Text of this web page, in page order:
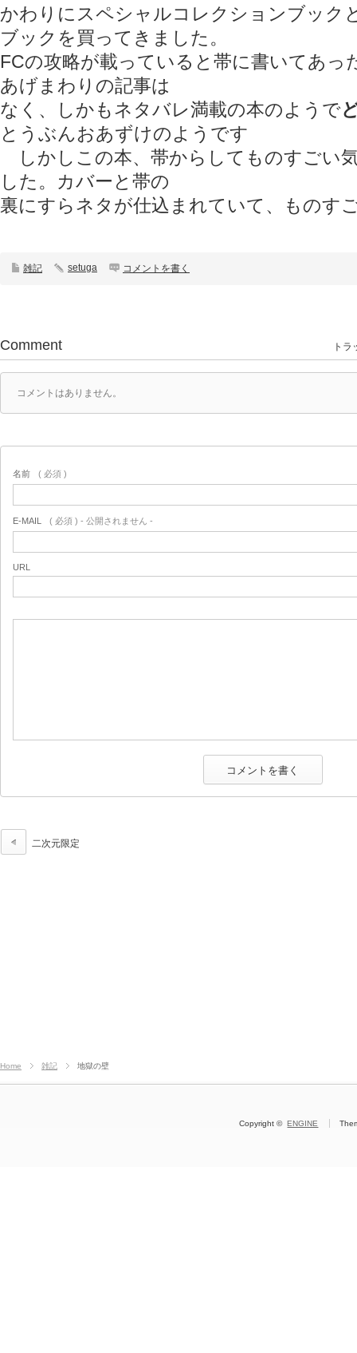
かわりにスペシャルコレクションブック
ブックを買ってきました。
FCの攻略が載っていると帯に書いてあっ
あげまわりの記事は
なく、しかもネタバレ満載の本のようで
とうぶんおあずけのようです
しかしこの本、帯からしてものすごい
した。カバーと帯の
裏にすらネタが仕込まれていて、ものす
雑記 setuga コメントを書く
Comment トラ
コメントはありません。
名前 ( 必須 )
E-MAIL ( 必須 ) - 公開されません -
URL
二次元限定
Home 雑記 地獄の壁
Copyright ©ENGINE